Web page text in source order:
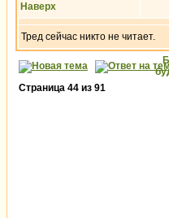
Наверх
Тред сейчас никто не читает.
Страница 44 из 91